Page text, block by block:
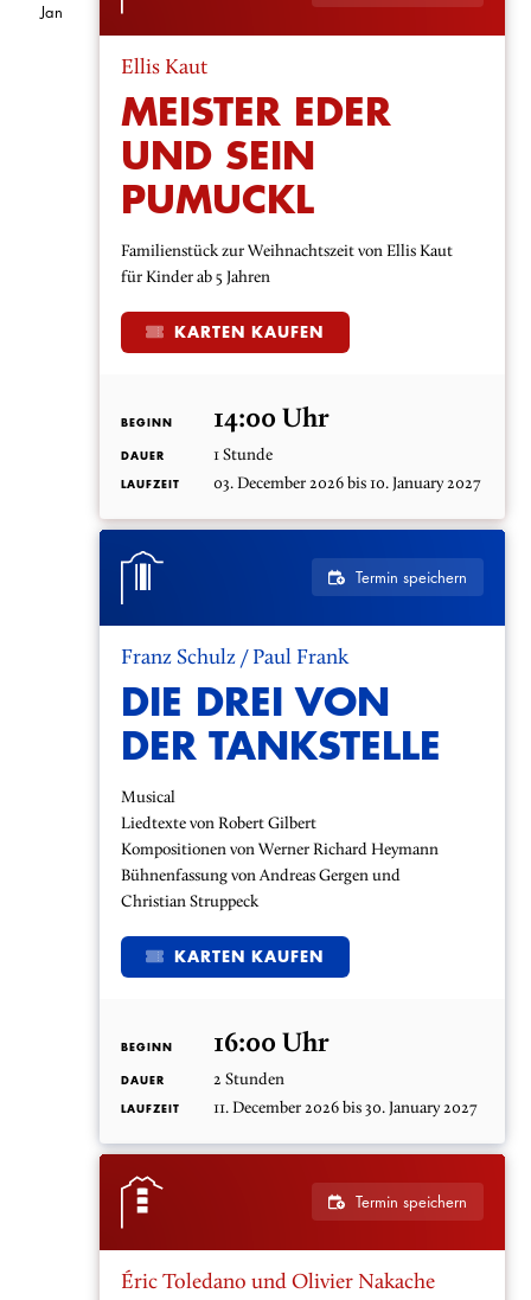
Jan
Ellis Kaut
MEISTER EDER
UND SEIN
PUMUCKL
Familienstück zur Weihnachtszeit von Ellis Kaut
für Kinder ab 5 Jahren
KARTEN KAUFEN
BEGINN 14:00 Uhr
DAUER 1 Stunde
LAUFZEIT 03. December 2026 bis 10. January 2027
Termin speichern
Franz Schulz / Paul Frank
DIE DREI VON
DER TANKSTELLE
Musical
Liedtexte von Robert Gilbert
Kompositionen von Werner Richard Heymann
Bühnenfassung von Andreas Gergen und
Christian Struppeck
KARTEN KAUFEN
BEGINN 16:00 Uhr
DAUER 2 Stunden
LAUFZEIT 11. December 2026 bis 30. January 2027
Termin speichern
Éric Toledano und Olivier Nakache